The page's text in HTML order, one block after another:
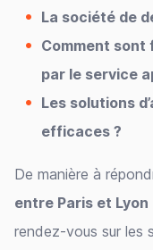
La société de
Comment sont
par le service
Les solutions
efficaces ?
De manière à
entre Paris et Lyon
rendez-vous sur les